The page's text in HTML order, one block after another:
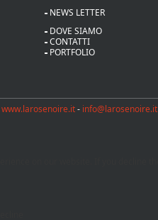
NEWS LETTER
DOVE SIAMO
CONTATTI
PORTFOLIO
www.larosenoire.it- info@larosenoire.it